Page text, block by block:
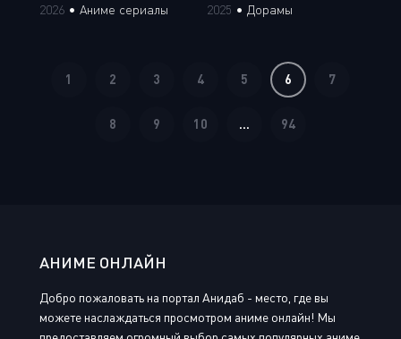
2026 • Аниме сериалы
2025 • Дорамы
1 2 3 4 5 6 7
8 9 10 ... 94
АНИМЕ ОНЛАЙН
Добро пожаловать на портал Анидаб - место, где вы
можете наслаждаться просмотром аниме онлайн! Мы